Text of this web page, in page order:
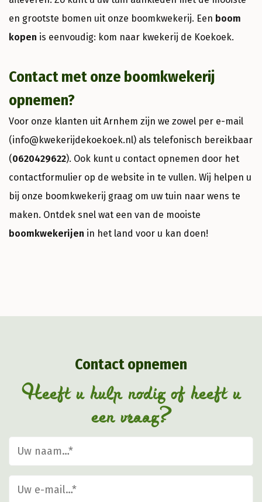
en grootste bomen uit onze boomkwekerij. Een boom
kopen is eenvoudig: kom naar kwekerij de Koekoek.
Contact met onze boomkwekerij
opnemen?
Voor onze klanten uit Arnhem zijn we zowel per e-mail
(info@kwekerijdekoekoek.nl) als telefonisch bereikbaar
(0620429622). Ook kunt u contact opnemen door het
contactformulier op de website in te vullen. Wij helpen u
bij onze boomkwekerij graag om uw tuin naar wens te
maken. Ontdek snel wat een van de mooiste
boomkwekerijen in het land voor u kan doen!
Contact opnemen
Heeft u hulp nodig of heeft u
een vraag?